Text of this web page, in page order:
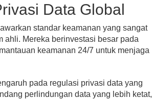
Data Global
standar keamanan yang sangat
ahli. Mereka berinvestasi besar pada
keamanan 24/7 untuk menjaga
pada regulasi privasi data yang
perlindungan data yang lebih ketat,